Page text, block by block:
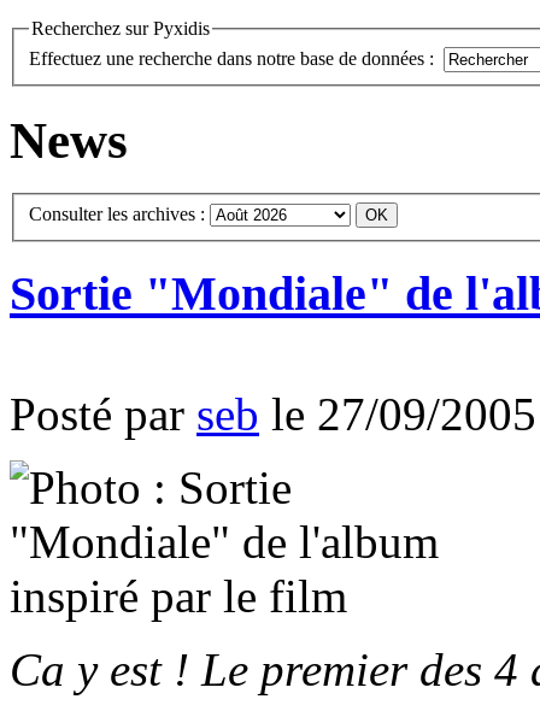
Recherchez sur Pyxidis
Effectuez une recherche dans notre base de données :
News
Consulter les archives :
Sortie "Mondiale" de
Posté par seb le 27/09/2005
Ca y est ! Le premier des